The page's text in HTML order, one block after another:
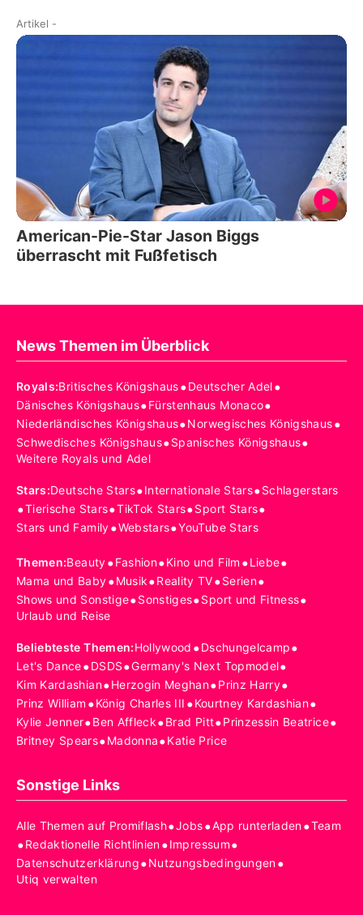
Artikel -
American-Pie-Star Jason Biggs
überrascht mit Fußfetisch
News Themen im Überblick
Royals:Britisches Königshaus•Deutscher Adel•
Dänisches Königshaus•Fürstenhaus Monaco•
Niederländisches Königshaus•Norwegisches Königshaus•
Schwedisches Königshaus•Spanisches Königshaus•
Weitere Royals und Adel
Stars:Deutsche Stars•Internationale Stars•Schlagerstars
•Tierische Stars•TikTok Stars•Sport Stars•
Stars und Family•Webstars•YouTube Stars
Themen:Beauty•Fashion•Kino und Film •Liebe•
Mama und Baby•Musik•Reality TV•Serien•
Shows und Sonstige•Sonstiges•Sport und Fitness•
Urlaub und Reise
Beliebteste Themen:Hollywood •Dschungelcamp•
Let's Dance•DSDS•Germany's Next Topmodel•
Kim Kardashian•Herzogin Meghan•Prinz Harry•
Prinz William •König Charles III •Kourtney Kardashian•
Kylie Jenner•Ben Affleck•Brad Pitt•Prinzessin Beatrice•
Britney Spears•Madonna•Katie Price
Sonstige Links
Alle Themen auf Promiflash•Jobs•App runterladen•Team
•Redaktionelle Richtlinien•Impressum•
Datenschutzerklärung•Nutzungsbedingungen•
Utiq verwalten